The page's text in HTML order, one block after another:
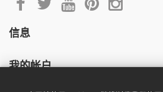
信息
我的帐户